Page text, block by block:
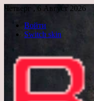
Четверг , 6 Август 2026
Войти
Switch skin